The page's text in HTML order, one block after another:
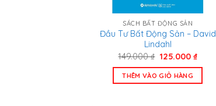
SÁCH BẤT ĐỘNG SẢN
Đầu Tư Bất Động Sản – David
Lindahl
149.000₫ Giá
là:
149.000 ₫.
125.000 ₫Giá
là:
THÊM VÀO GIỎ HÀNG